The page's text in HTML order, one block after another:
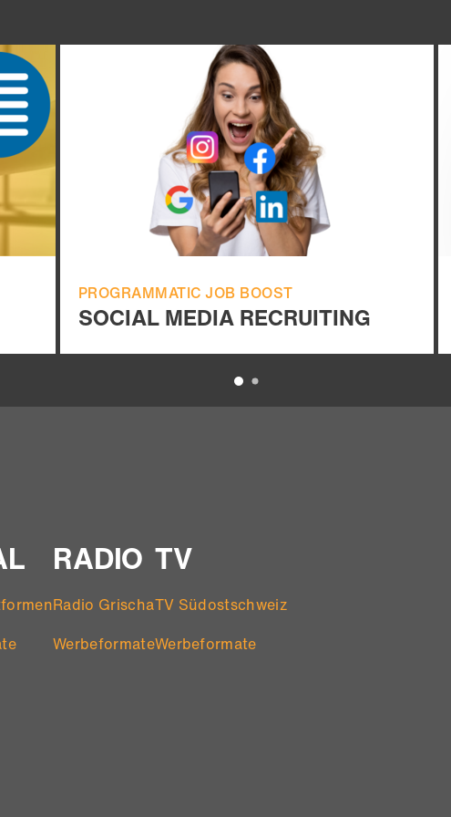
PROGRAMMATIC JOB BOOST
SOCIAL MEDIA RECRUITING
RADIO
Radio Grischa
Werbeformate
TV
TV Südostschweiz
Werbeformate